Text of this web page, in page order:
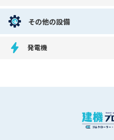
その他の設備
発電機